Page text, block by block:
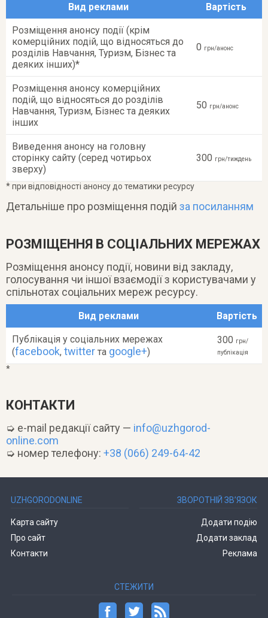
Вид реклами Вартість
Розміщення анонсу події (крім
комерційних подій, що відносяться до
розділів Навчання, Туризм, Бізнес та
деяких інших)*
0 грн/анонс
Розміщення анонсу комерційних
подій, що відносяться до розділів
Навчання, Туризм, Бізнес та деяких
інших
50 грн/анонс
Виведення анонсу на головну
сторінку сайту (серед чотирьох
зверху)
300 грн/тиждень
* при відповідності анонсу до тематики ресурсу
Детальніше про розміщення подій за посиланням
РОЗМІЩЕННЯ В СОЦІАЛЬНИХ МЕРЕЖАХ
Розміщення анонсу події, новини від закладу,
голосування чи іншої взаємодії з користувачами у
спільнотах соціальних мереж ресурсу.
Вид реклами Вартість
Публікація у соціальних мережах
(facebook, twitter та google+)
300 грн/
публікація
*
КОНТАКТИ
➭ e-mail редакції сайту — info@uzhgorod-
online.com
➭ номер телефону: +38 (066) 249-64-42
UZHGORODONLINE
Карта сайту
Про сайт
Контакти
ЗВОРОТНІЙ ЗВ’ЯЗОК
Додати подію
Додати заклад
Реклама
СТЕЖИТИ